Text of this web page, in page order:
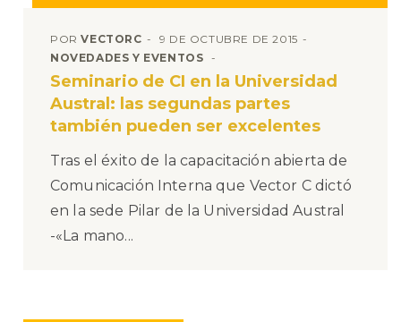
PORVECTORC
9 DE OCTUBRE DE 2015
NOVEDADES Y EVENTOS
Seminario de CI en la Universidad
Austral: las segundas partes
también pueden ser excelentes
Tras el éxito de la capacitación abierta de
Comunicación Interna que Vector C dictó
en la sede Pilar de la Universidad Austral
-«La mano...